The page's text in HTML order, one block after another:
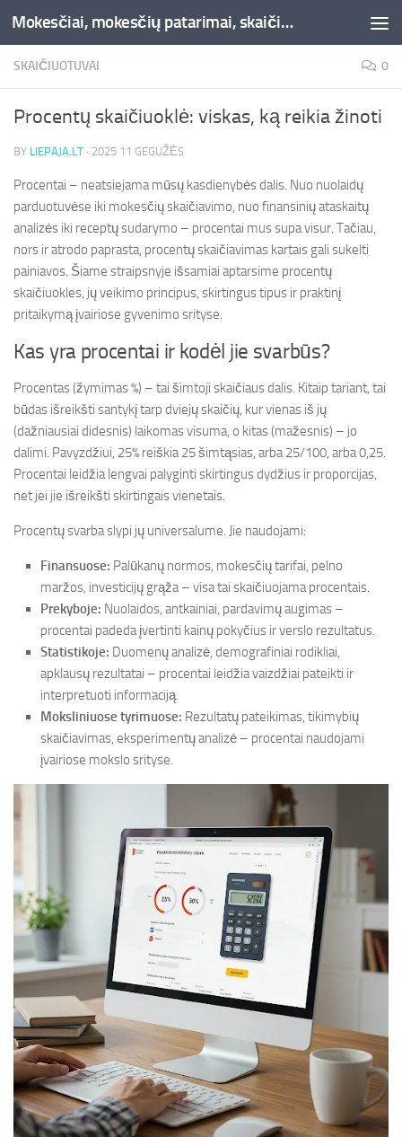
Skip to content Mokesčiai, mokesčių patarimai, skaičiuoklės, straipsniai -Liepaja.lt
SKAIČIUOTUVAI 0
Procentų skaičiuoklė: viskas, ką reikia žinoti
BY LIEPAJA.LT · 2025 11 GEGUŽĖS
Procentai – neatsiejama mūsų kasdienybės dalis. Nuo nuolaidų
parduotuvėse iki mokesčių skaičiavimo, nuo finansinių ataskaitų
analizės iki receptų sudarymo – procentai mus supa visur. Tačiau,
nors ir atrodo paprasta, procentų skaičiavimas kartais gali sukelti
painiavos. Šiame straipsnyje išsamiai aptarsime procentų
skaičiuokles, jų veikimo principus, skirtingus tipus ir praktinį
pritaikymą įvairiose gyvenimo srityse.
Kas yra procentai ir kodėl jie svarbūs?
Procentas (žymimas %) – tai šimtoji skaičiaus dalis. Kitaip tariant, tai
būdas išreikšti santykį tarp dviejų skaičių, kur vienas iš jų
(dažniausiai didesnis) laikomas visuma, o kitas (mažesnis) – jo
dalimi. Pavyzdžiui, 25% reiškia 25 šimtąsias, arba 25/100, arba 0,25.
Procentai leidžia lengvai palyginti skirtingus dydžius ir proporcijas,
net jei jie išreikšti skirtingais vienetais.
Procentų svarba slypi jų universalume. Jie naudojami:
Finansuose: Palūkanų normos, mokesčių tarifai, pelno
maržos, investicijų grąža – visa tai skaičiuojama procentais.
Prekyboje: Nuolaidos, antkainiai, pardavimų augimas –
procentai padeda įvertinti kainų pokyčius ir verslo rezultatus.
Statistikoje: Duomenų analizė, demografiniai rodikliai,
apklausų rezultatai – procentai leidžia vaizdžiai pateikti ir
interpretuoti informaciją.
Moksliniuose tyrimuose: Rezultatų pateikimas, tikimybių
skaičiavimas, eksperimentų analizė – procentai naudojami
įvairiose mokslo srityse.